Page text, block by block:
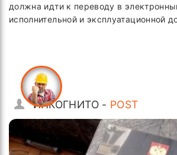
должна идти к переводу в
исполнительной и эксплуатационной
ИНКОГНИТО - POST